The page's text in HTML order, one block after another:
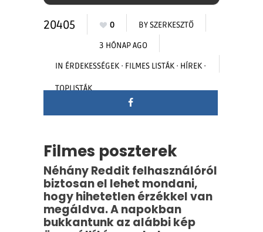
20405 0 BYSZERKESZTŐ
3 HÓNAP AGO
IN ÉRDEKESSÉGEK · FILMES LISTÁK · HÍREK ·
TOPLISTÁK
Filmes poszterek
Néhány Reddit felhasználóról
biztosan el lehet mondani,
hogy hihetetlen érzékkel van
megáldva. A napokban
bukkantunk az alábbi kép